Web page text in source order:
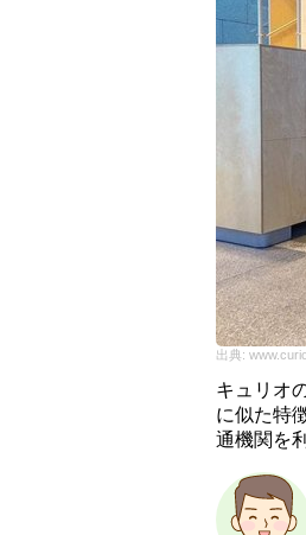
出典:
キュリオ
に似た特
通機関を